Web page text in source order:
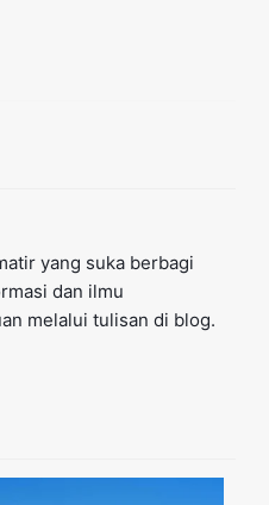
yang suka berbagi
dan ilmu
melalui tulisan di blog.